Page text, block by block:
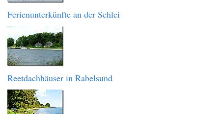
Ferienunterkünfte an der Schlei
Reetdachhäuser in Rabelsund